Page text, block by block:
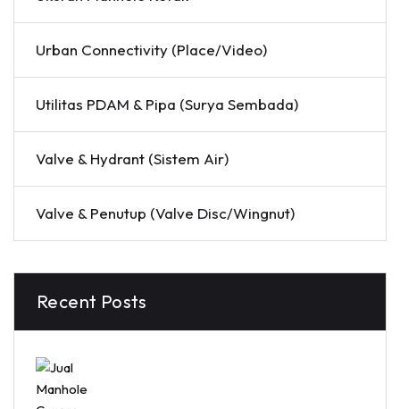
Urban Connectivity (Place/Video)
Utilitas PDAM & Pipa (Surya Sembada)
Valve & Hydrant (Sistem Air)
Valve & Penutup (Valve Disc/Wingnut)
Recent Posts